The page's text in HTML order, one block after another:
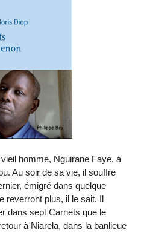
homme, Nguirane Faye, à
Au soir de sa vie, il souffre
émigré dans quelque
reverront plus, il le sait. Il
dans sept Carnets que le
à Niarela, dans la banlieue